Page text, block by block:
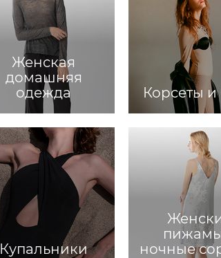
Женская
домашняя
одежда
Корсеты и
Купальники
ночные